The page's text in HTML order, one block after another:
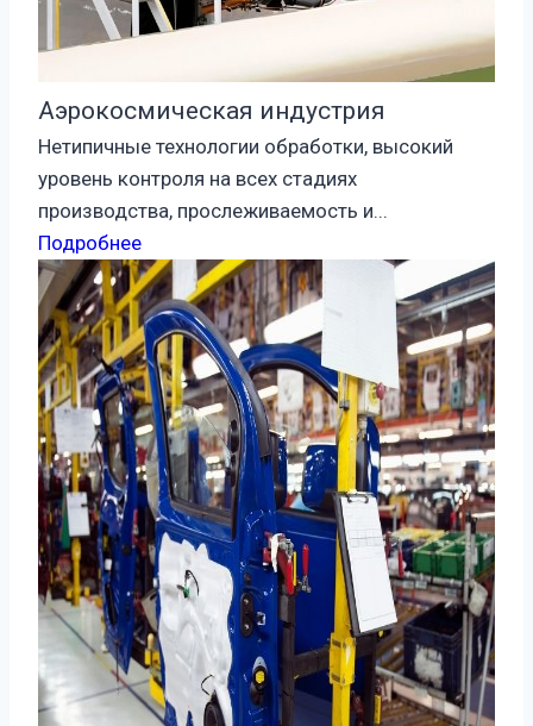
Аэрокосмическая индустрия
Нетипичные технологии обработки, высокий
уровень контроля на всех стадиях
производства, прослеживаемость и...
Подробнее